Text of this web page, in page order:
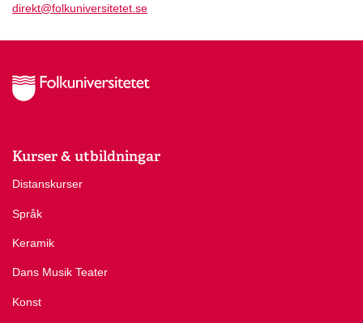
direkt@folkuniversitetet.se
Kurser & utbildningar
Distanskurser
Språk
Keramik
Dans Musik Teater
Konst